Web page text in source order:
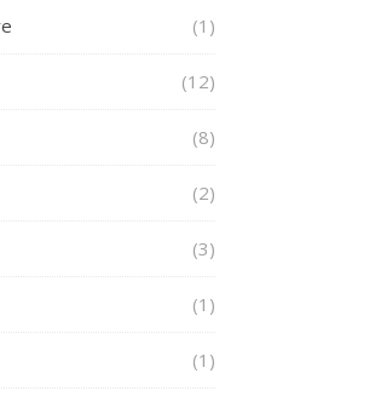
(1)
(12)
(8)
(2)
(3)
(1)
(1)